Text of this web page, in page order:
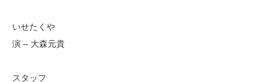
いせたくや
演 – 大森元貴
スタッフ